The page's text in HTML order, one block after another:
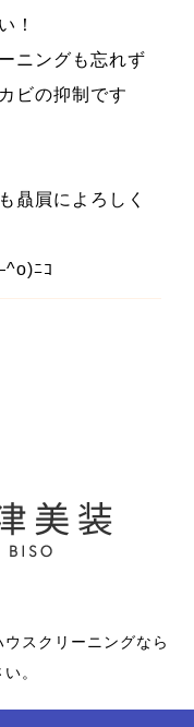
！
ニングも忘れず
ビの抑制です
贔屓によろしく
ﾆｺ
スクリーニングなら
。